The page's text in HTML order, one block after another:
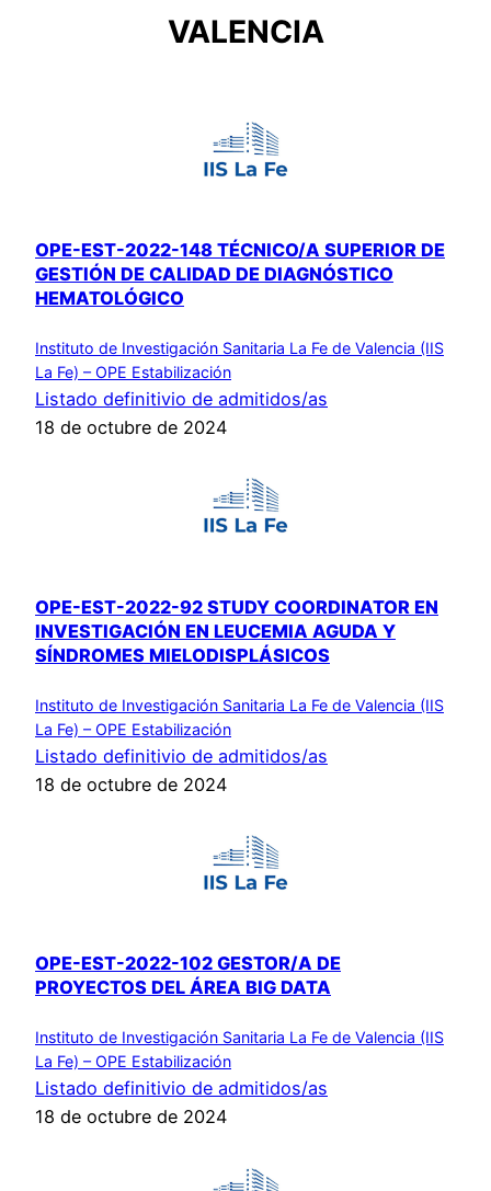
VALENCIA
OPE-EST-2022-148 TÉCNICO/A SUPERIOR DE
GESTIÓN DE CALIDAD DE DIAGNÓSTICO
HEMATOLÓGICO
Instituto de Investigación Sanitaria La Fe de Valencia (IIS
La Fe) – OPE Estabilización
Listado definitivio de admitidos/as
18 de octubre de 2024
OPE-EST-2022-92 STUDY COORDINATOR EN
INVESTIGACIÓN EN LEUCEMIA AGUDA Y
SÍNDROMES MIELODISPLÁSICOS
Instituto de Investigación Sanitaria La Fe de Valencia (IIS
La Fe) – OPE Estabilización
Listado definitivio de admitidos/as
18 de octubre de 2024
OPE-EST-2022-102 GESTOR/A DE
PROYECTOS DEL ÁREA BIG DATA
Instituto de Investigación Sanitaria La Fe de Valencia (IIS
La Fe) – OPE Estabilización
Listado definitivio de admitidos/as
18 de octubre de 2024